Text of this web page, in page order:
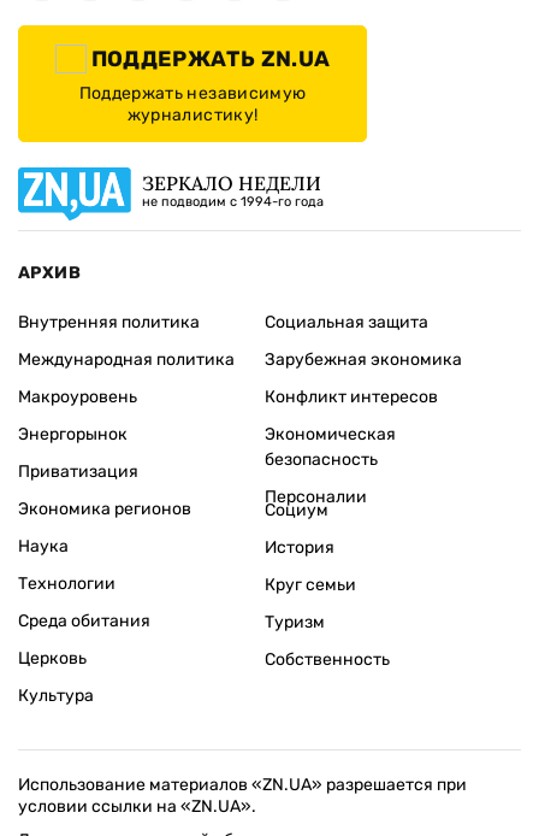
ПОДДЕРЖАТЬ ZN.UA
Поддержать независимую
журналистику!
ЗЕРКАЛО НЕДЕЛИ
не подводим с 1994-го года
АРХИВ
Внутренняя политика
Международная политика
Макроуровень
Энергорынок
Приватизация
Экономика регионов
Социальная защита
Зарубежная экономика
Конфликт интересов
Экономическая
безопасность
Персоналии
Наука
Технологии
Среда обитания
Церковь
Культура
Социум
История
Круг семьи
Туризм
Собственность
Использование материалов «ZN.UA» разрешается при
условии ссылки на «ZN.UA».